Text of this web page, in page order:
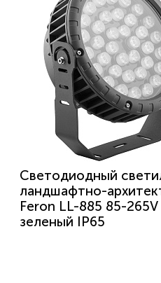
Светодиодный
ландшафтно-
Feron LL-885 85-265V
зеленый IP65